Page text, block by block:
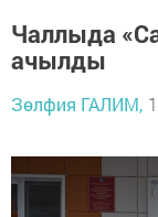
Чаллыда
ачылды
Зөлфия ГАЛИМ,